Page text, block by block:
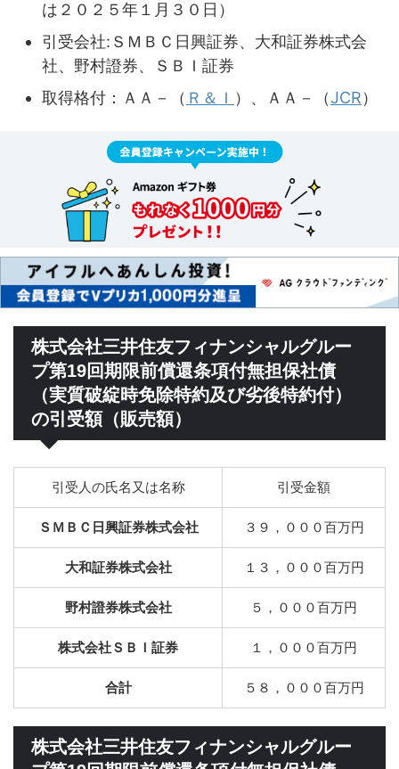
は２０２５年１月３０日）
引受会社:ＳＭＢＣ日興証券、大和証券株式会
社、野村證券、ＳＢＩ証券
取得格付：ＡＡ－（ Ｒ＆Ｉ ）、ＡＡ－（JCR）
株式会社三井住友フィナンシャルグルー
プ第19回期限前償還条項付無担保社債
（実質破綻時免除特約及び劣後特約付）
の引受額（販売額）
引受人の氏名又は名称 引受金額
ＳＭＢＣ日興証券株式会社 ３９，０００百万円
大和証券株式会社 １３，０００百万円
野村證券株式会社 ５，０００百万円
株式会社ＳＢＩ証券 １，０００百万円
合計 ５８，０００百万円
株式会社三井住友フィナンシャルグルー